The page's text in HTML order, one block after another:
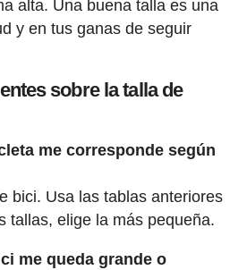
alta. Una buena talla es una
y en tus ganas de seguir
sobre la talla de
me corresponde según
bici. Usa las tablas anteriores
tallas, elige la más pequeña.
me queda grande o